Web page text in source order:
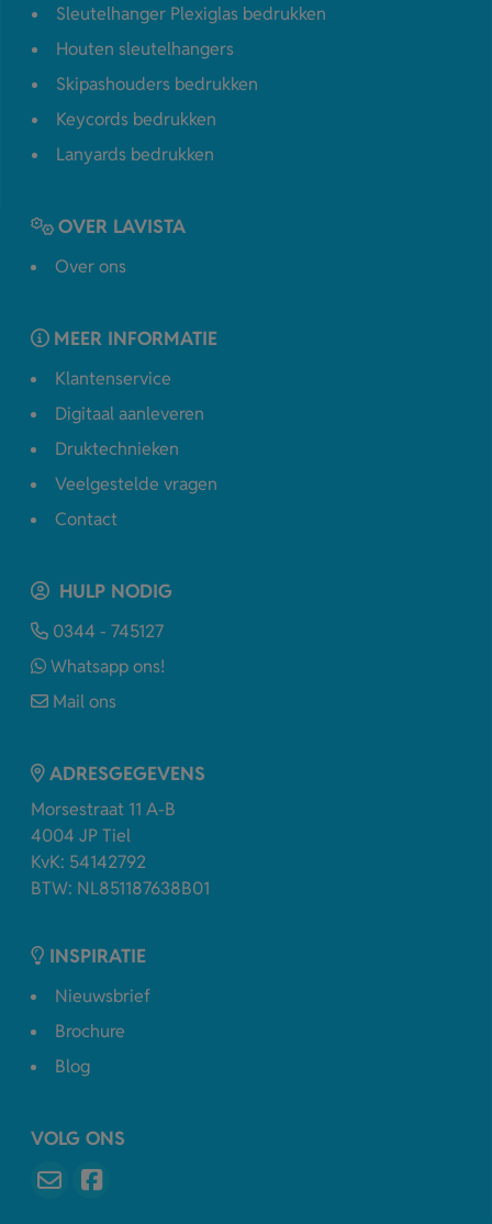
Sleutelhanger Plexiglas bedrukken
Houten sleutelhangers
Skipashouders bedrukken
Keycords bedrukken
Lanyards bedrukken
OVER LAVISTA
Over ons
MEER INFORMATIE
Klantenservice
Digitaal aanleveren
Druktechnieken
Veelgestelde vragen
Contact
HULP NODIG
0344 - 745127
Whatsapp ons!
Mail ons
ADRESGEGEVENS
Morsestraat 11 A-B
4004 JP Tiel
KvK: 54142792
BTW: NL851187638B01
INSPIRATIE
Nieuwsbrief
Brochure
Blog
VOLG ONS